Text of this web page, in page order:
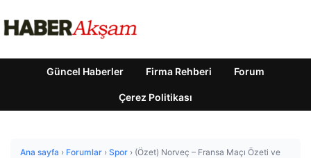
Güncel Haberler Firma Rehberi Forum
Çerez Politikası
Ana sayfa › Forumlar › Spor › (Özet) Norveç – Fransa Maçı Özeti ve